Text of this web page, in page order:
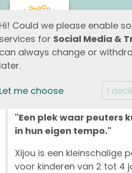
Welkom bij Xijou
"Een plek waar peuters
in hun eigen tempo."
Xijou is een kleinschalige
voor kinderen van 2 tot 4
Could we please enable
for Social Media &
always change or
me choose I